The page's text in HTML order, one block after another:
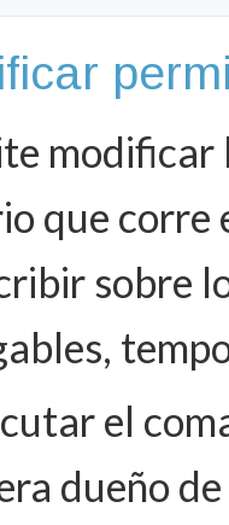
modificar
que corre
sobre
el
dueño